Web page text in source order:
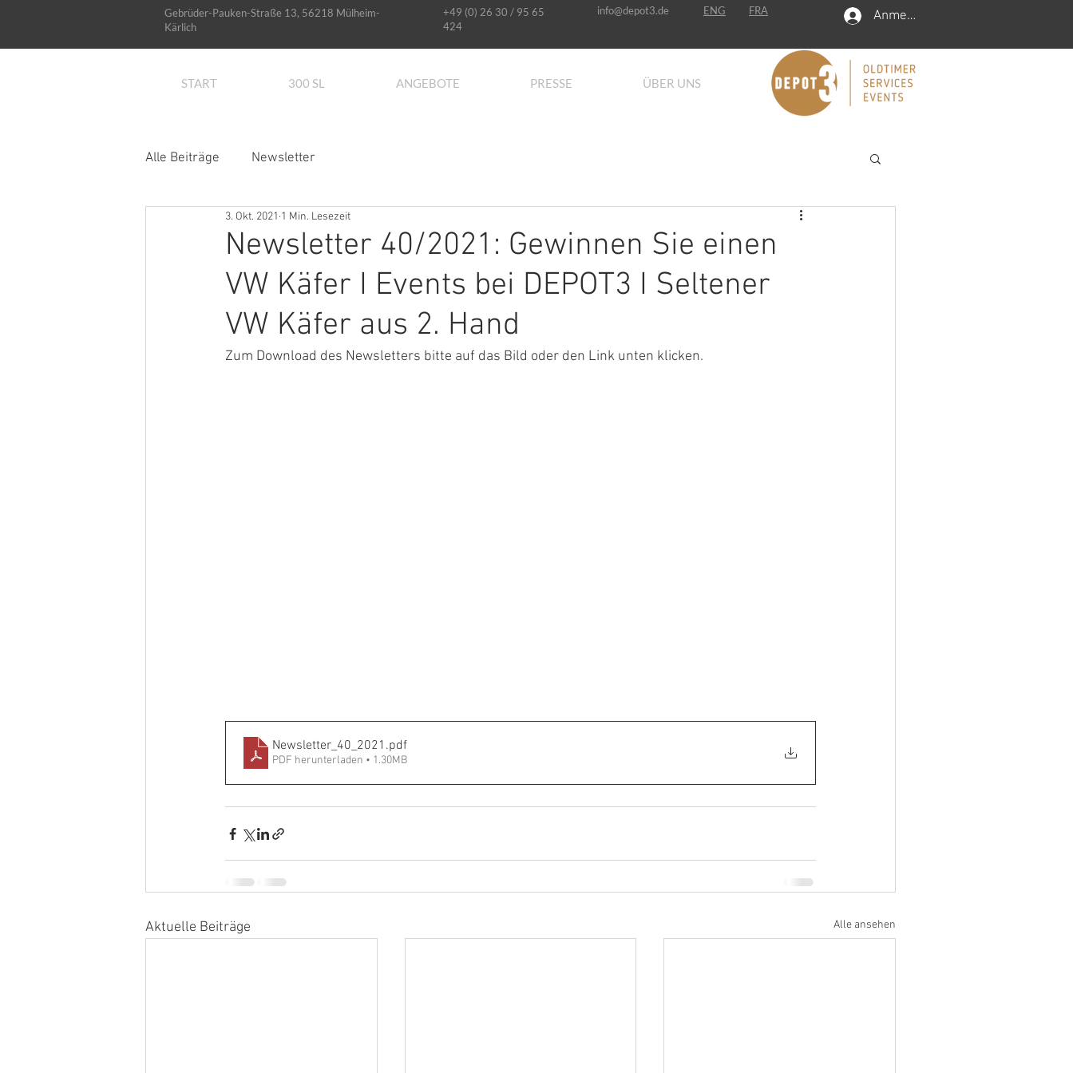
Gebrüder-Pauken-Straße 13, 56218 Mülheim-
Kärlich
+49 (0) 26 30 / 95 65
424
info@depot3.de ENG FRA Anmelden
START 300 SL ANGEBOTE PRESSE ÜBER UNS
Alle Beiträge Newsletter
Newsletter 40/2021: Gewinnen Sie einen
VW Käfer I Events bei DEPOT3 I Seltener
VW Käfer aus 2. Hand
3. Okt. 2021 1 Min. Lesezeit
Zum Download des Newsletters bitte auf das Bild oder den Link unten klicken.
Newsletter_40_2021 .pdf
PDF herunterladen • 1.30MB
Aktuelle Beiträge Alle ansehen